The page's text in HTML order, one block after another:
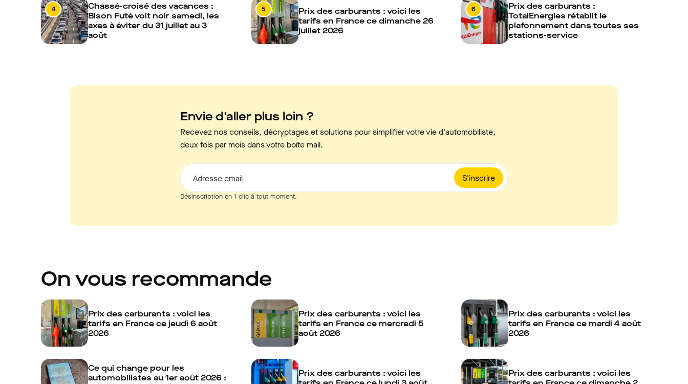
4
Chassé-croisé des vacances :
Bison Futé voit noir samedi, les
axes à éviter du 31 juillet au 3
août
5
Prix des carburants : voici les
tarifs en France ce dimanche 26
juillet 2026
6
Prix des carburants :
TotalEnergies rétablit le
plafonnement dans toutes ses
stations-service
Envie d'aller plus loin ?
Recevez nos conseils, décryptages et solutions pour simplifier votre vie d'automobiliste,
deux fois par mois dans votre boîte mail.
S'inscrire
Adresse email
Désinscription en 1 clic à tout moment.
On vous recommande
Prix des carburants : voici les
tarifs en France ce jeudi 6 août
2026
Prix des carburants : voici les
tarifs en France ce mercredi 5
août 2026
Prix des carburants : voici les
tarifs en France ce mardi 4 août
2026
Ce qui change pour les
automobilistes au 1er août 2026 :
Prix des carburants : voici les
Prix des carburants : voici les